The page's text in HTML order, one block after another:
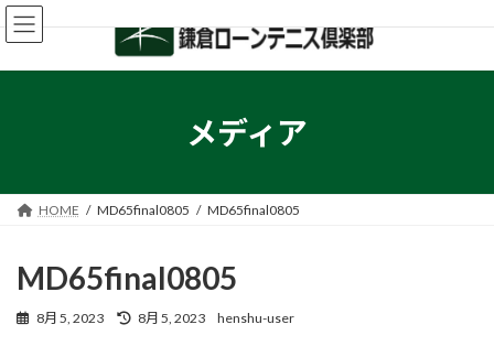
コ
ン
ン
ナ
ビ
ー
メディア
HOME MD65final0805 MD65final0805
MD65final0805
8月 5, 2023
最
8月 5, 2023 henshu-user